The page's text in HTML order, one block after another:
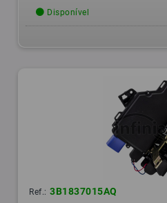
Disponível
Ref.: 3B1837015AQ